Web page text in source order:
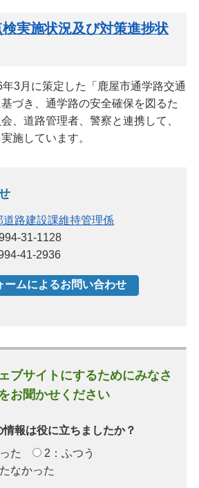
実施状況及び対策進捗状
3月に策定した「鹿屋市通学路交通
づき、通学路の安全確保を図るた
、道路管理者、警察と連携して、
施しています。
道路建設課維持管理係
31-1128
41-2936
ブサイトにするためにみなさ
お聞かせください
情報は役に立ちましたか？
た
2：ふつう
なかった